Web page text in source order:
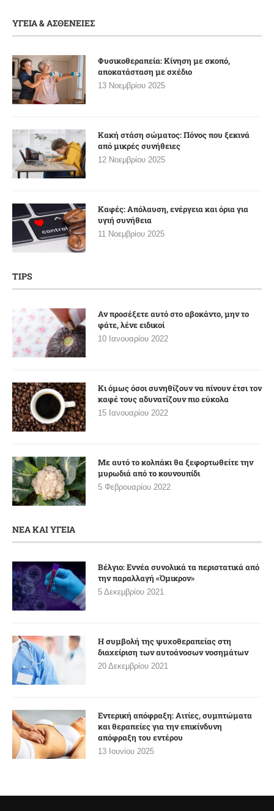
ΥΓΕΙΑ & ΑΣΘΕΝΕΙΕΣ
Φυσικοθεραπεία: Κίνηση με σκοπό,
αποκατάσταση με σχέδιο
13 Νοεμβρίου 2025
Κακή στάση σώματος: Πόνος που ξεκινά
από μικρές συνήθειες
12 Νοεμβρίου 2025
Καφές: Απόλαυση, ενέργεια και όρια για
υγιή συνήθεια
11 Νοεμβρίου 2025
TIPS
Αν προσέξετε αυτό στο αβοκάντο, μην το
φάτε, λένε ειδικοί
10 Ιανουαρίου 2022
Κι όμως όσοι συνηθίζουν να πίνουν έτσι τον
καφέ τους αδυνατίζουν πιο εύκολα
15 Ιανουαρίου 2022
Με αυτό το κολπάκι θα ξεφορτωθείτε την
μυρωδιά από το κουνουπίδι
5 Φεβρουαρίου 2022
ΝΕΑ ΚΑΙ ΥΓΕΙΑ
Βέλγιο: Εννέα συνολικά τα περιστατικά από
την παραλλαγή «Όμικρον»
5 Δεκεμβρίου 2021
Η συμβολή της ψυχοθεραπείας στη
διαχείριση των αυτοάνοσων νοσημάτων
20 Δεκεμβρίου 2021
Εντερική απόφραξη: Αιτίες, συμπτώματα
και θεραπείες για την επικίνδυνη
απόφραξη του εντέρου
13 Ιουνίου 2025